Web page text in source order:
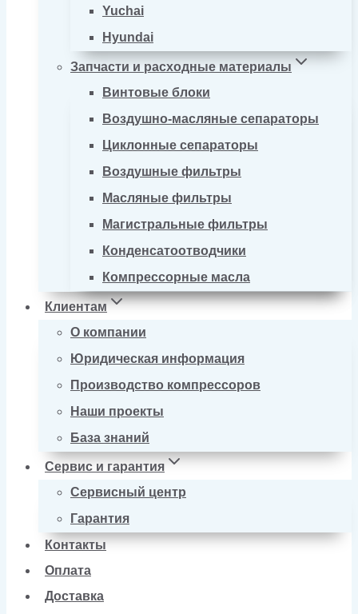
Yuchai
Hyundai
Запчасти и расходные материалы
Винтовые блоки
Воздушно-масляные сепараторы
Циклонные сепараторы
Воздушные фильтры
Масляные фильтры
Магистральные фильтры
Конденсатоотводчики
Компрессорные масла
Клиентам
О компании
Юридическая информация
Производство компрессоров
Наши проекты
База знаний
Сервис и гарантия
Сервисный центр
Гарантия
Контакты
Оплата
Доставка